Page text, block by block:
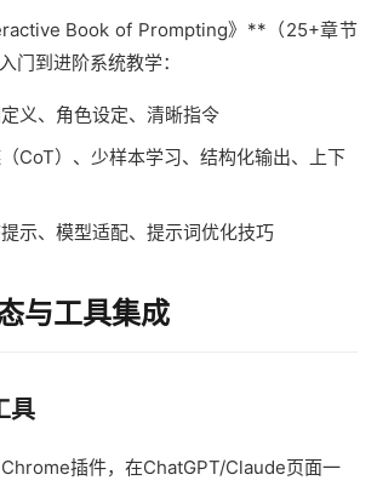
Book of Prompting》**（25+章节
门到进阶系统教学：
义、角色设定、清晰指令
CoT）、少样本学习、结构化输出、上下
示、模型适配、提示词优化技巧
与工具集成
具
Chrome插件，在ChatGPT/Claude页面一